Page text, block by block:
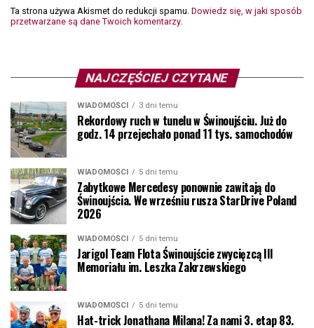
Ta strona używa Akismet do redukcji spamu. Dowiedz się, w jaki sposób
przetwarzane są dane Twoich komentarzy.
NAJCZĘŚCIEJ CZYTANE
WIADOMOŚCI 3 dni temu
Rekordowy ruch w tunelu w Świnoujściu. Już do
godz. 14 przejechało ponad 11 tys. samochodów
WIADOMOŚCI 5 dni temu
Zabytkowe Mercedesy ponownie zawitają do
Świnoujścia. We wrześniu rusza StarDrive Poland
2026
WIADOMOŚCI 5 dni temu
Jarigol Team Flota Świnoujście zwycięzcą III
Memoriału im. Leszka Zakrzewskiego
WIADOMOŚCI 5 dni temu
Hat-trick Jonathana Milana! Za nami 3. etap 83.